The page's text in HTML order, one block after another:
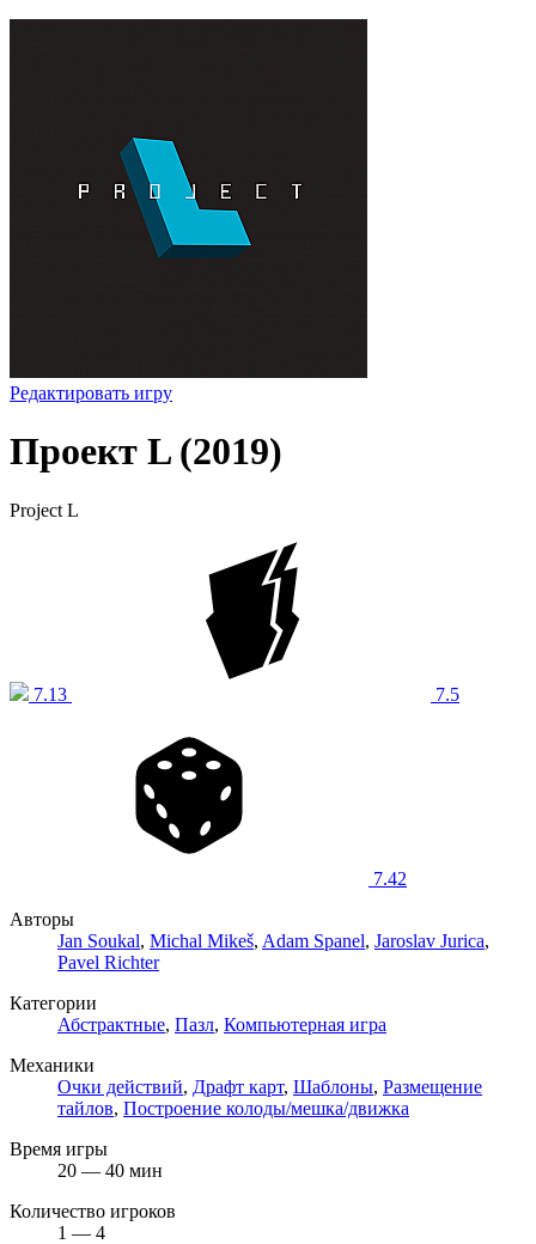
Редактировать игру
Проект L (2019)
Project L
7.13 7.5
7.42
Авторы
Jan Soukal, Michal Mikeš, Adam Spanel, Jaroslav Jurica,
Pavel Richter
Категории
Абстрактные, Пазл, Компьютерная игра
Механики
Очки действий, Драфт карт, Шаблоны, Размещение
тайлов, Построение колоды/мешка/движка
Время игры
20 — 40 мин
Количество игроков
1 — 4